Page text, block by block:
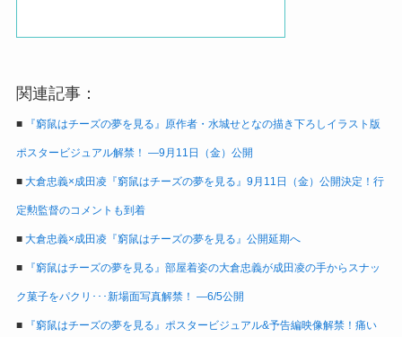
関連記事：
■ 『窮鼠はチーズの夢を見る』原作者・水城せとなの描き下ろしイラスト版
ポスタービジュアル解禁！ ―9月11日（金）公開
■ 大倉忠義×成田凌『窮鼠はチーズの夢を見る』9月11日（金）公開決定！行
定勲監督のコメントも到着
■ 大倉忠義×成田凌『窮鼠はチーズの夢を見る』公開延期へ
■ 『窮鼠はチーズの夢を見る』部屋着姿の大倉忠義が成田凌の手からスナッ
ク菓子をパクリ･･･新場面写真解禁！ ―6/5公開
■ 『窮鼠はチーズの夢を見る』ポスタービジュアル&予告編映像解禁！痛い